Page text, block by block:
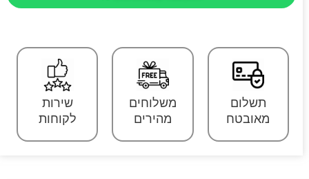
תשלום
מאובטח
משלוחים
מהירים
שירות
לקוחות